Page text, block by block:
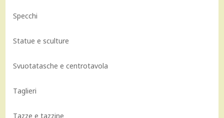
Specchi
Statue e sculture
Svuotatasche e centrotavola
Taglieri
Tazze e tazzine